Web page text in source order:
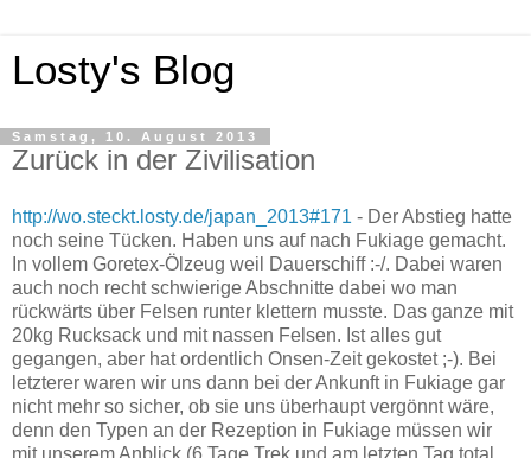
Losty's Blog
Samstag, 10. August 2013
Zurück in der Zivilisation
http://wo.steckt.losty.de/japan_2013#171 - Der Abstieg hatte
noch seine Tücken. Haben uns auf nach Fukiage gemacht.
In vollem Goretex-Ölzeug weil Dauerschiff :-/. Dabei waren
auch noch recht schwierige Abschnitte dabei wo man
rückwärts über Felsen runter klettern musste. Das ganze mit
20kg Rucksack und mit nassen Felsen. Ist alles gut
gegangen, aber hat ordentlich Onsen-Zeit gekostet ;-). Bei
letzterer waren wir uns dann bei der Ankunft in Fukiage gar
nicht mehr so sicher, ob sie uns überhaupt vergönnt wäre,
denn den Typen an der Rezeption in Fukiage müssen wir
mit unserem Anblick (6 Tage Trek und am letzten Tag total